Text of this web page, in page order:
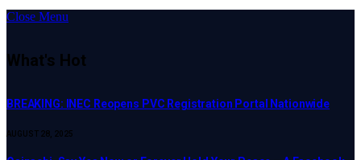
Close Menu
What's Hot
BREAKING: INEC Reopens PVC Registration Portal Nationwide
AUGUST 28, 2025